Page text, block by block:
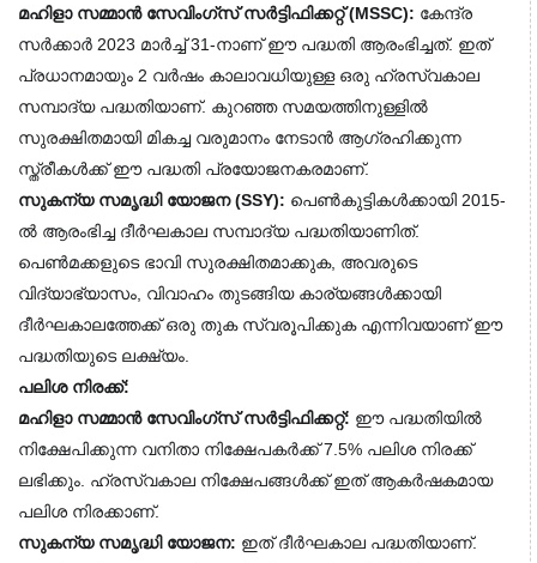
മഹിളാ സമ്മാൻ സേവിംഗ്സ് സർട്ടിഫിക്കറ്റ് (MSSC): കേന്ദ്ര
സർക്കാർ 2023 മാർച്ച് 31-നാണ് ഈ പദ്ധതി ആരംഭിച്ചത്. ഇത്
പ്രധാനമായും 2 വർഷം കാലാവധിയുള്ള ഒരു ഹ്രസ്വകാല
സമ്പാദ്യ പദ്ധതിയാണ്. കുറഞ്ഞ സമയത്തിനുള്ളിൽ
സുരക്ഷിതമായി മികച്ച വരുമാനം നേടാൻ ആഗ്രഹിക്കുന്ന
സ്ത്രീകൾക്ക് ഈ പദ്ധതി പ്രയോജനകരമാണ്.
സുകന്യ സമൃദ്ധി യോജന (SSY): പെൺകുട്ടികൾക്കായി 2015-
ൽ ആരംഭിച്ച ദീർഘകാല സമ്പാദ്യ പദ്ധതിയാണിത്.
പെൺമക്കളുടെ ഭാവി സുരക്ഷിതമാക്കുക, അവരുടെ
വിദ്യാഭ്യാസം, വിവാഹം തുടങ്ങിയ കാര്യങ്ങൾക്കായി
ദീർഘകാലത്തേക്ക് ഒരു തുക സ്വരൂപിക്കുക എന്നിവയാണ് ഈ
പദ്ധതിയുടെ ലക്ഷ്യം.
പലിശ നിരക്ക്:
മഹിളാ സമ്മാൻ സേവിംഗ്സ് സർട്ടിഫിക്കറ്റ്: ഈ പദ്ധതിയിൽ
നിക്ഷേപിക്കുന്ന വനിതാ നിക്ഷേപകർക്ക് 7.5% പലിശ നിരക്ക്
ലഭിക്കും. ഹ്രസ്വകാല നിക്ഷേപങ്ങൾക്ക് ഇത് ആകർഷകമായ
പലിശ നിരക്കാണ്.
സുകന്യ സമൃദ്ധി യോജന: ഇത് ദീർഘകാല പദ്ധതിയാണ്.